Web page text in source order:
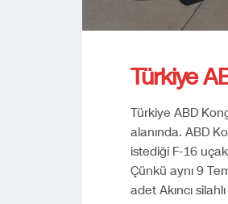
Türkiye
Türkiye ABD
alanında. ABD
istediği F-16
Çünkü aynı 9
adet Akıncı